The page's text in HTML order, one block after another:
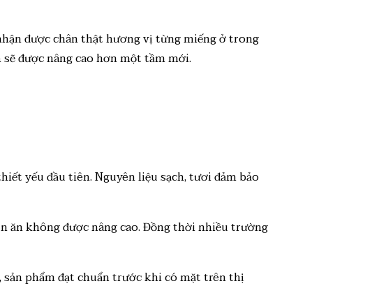
được chân thật hương vị từng miếng ở trong
được nâng cao hơn một tầm mới.
yếu đầu tiên. Nguyên liệu sạch, tươi đảm bảo
ăn không được nâng cao. Đồng thời nhiều trường
sản phẩm đạt chuẩn trước khi có mặt trên thị